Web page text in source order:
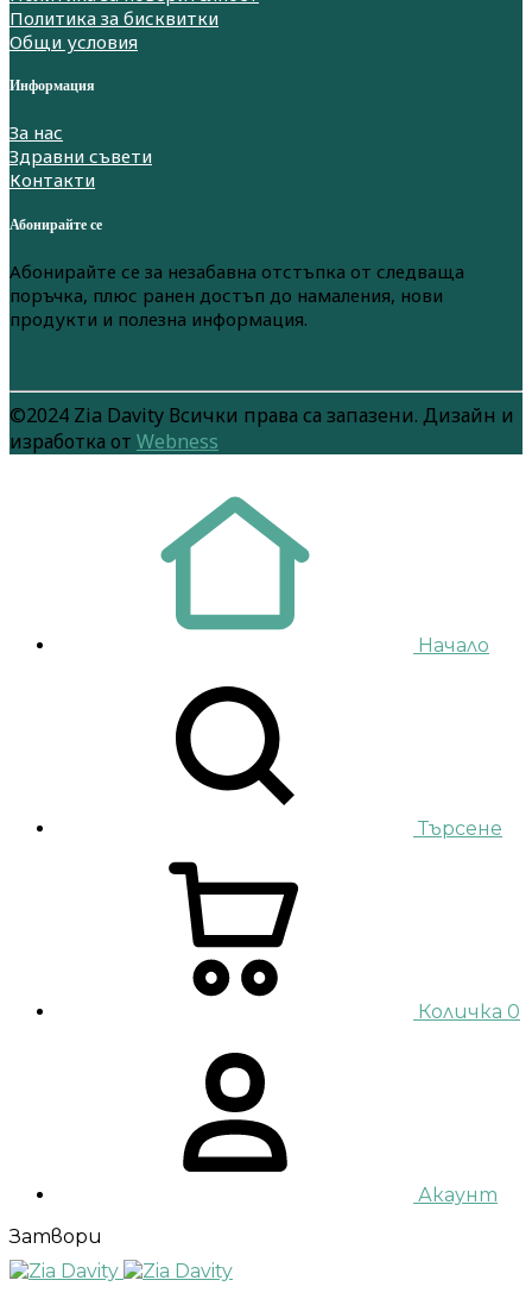
Политика за бисквитки
Общи условия
Информация
За нас
Здравни съвети
Контакти
Абонирайте се
Абонирайте се за незабавна отстъпка от следваща
поръчка, плюс ранен достъп до намаления, нови
продукти и полезна информация.
©2024 Zia Davity Всички права са запазени. Дизайн и
изработка от Webness
Начало
Търсене
Количка 0
Акаунт
Затвори